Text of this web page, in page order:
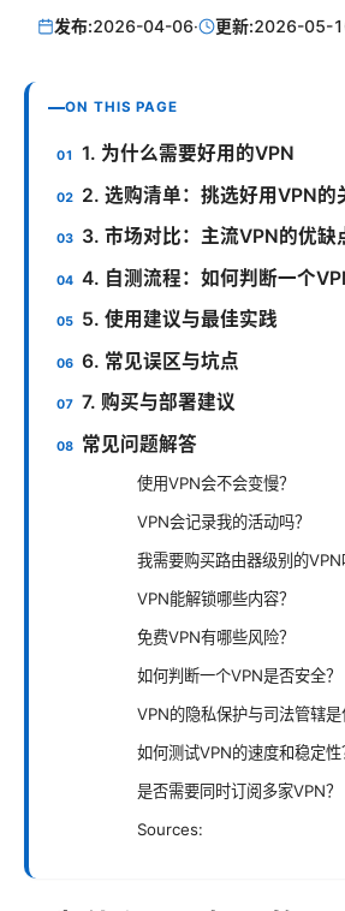
发布:2026-04-06· 更新:2026-05-
ON THIS PAGE
1. 为什么需要好用的VPN
2. 选购清单：挑选好用VPN的
3. 市场对比：主流VPN的优缺
4. 自测流程：如何判断一个
5. 使用建议与最佳实践
6. 常见误区与坑点
7. 购买与部署建议
常见问题解答
使用VPN会不会变慢？
VPN会记录我的活动吗？
我需要购买路由器级别的VPN
VPN能解锁哪些内容？
免费VPN有哪些风险？
如何判断一个VPN是否安全？
VPN的隐私保护与司法管辖是
如何测试VPN的速度和稳定性
是否需要同时订阅多家VPN？
Sources: